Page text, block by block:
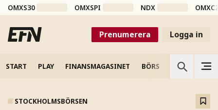
OMXS30 OMXSPI NDX
Prenumerera Logga in
START PLAY FINANSMAGASINET BÖRS VETENSKAP
STOCKHOLMSBÖRSEN